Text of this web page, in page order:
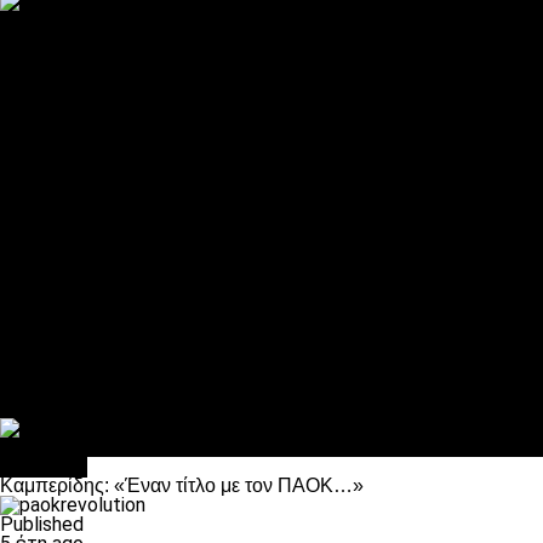
Καμπερίδης: «Έναν τίτλο με τον ΠΑΟΚ…»
Published